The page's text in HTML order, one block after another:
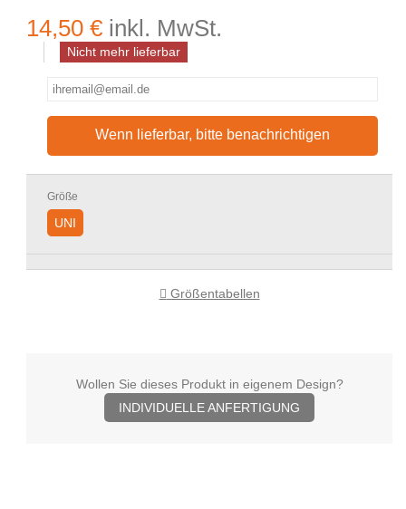
14,50 € inkl. MwSt.
Nicht mehr lieferbar
Wenn lieferbar, bitte benachrichtigen
Größe
UNI
Größentabellen
Wollen Sie dieses Produkt in eigenem Design?
INDIVIDUELLE ANFERTIGUNG